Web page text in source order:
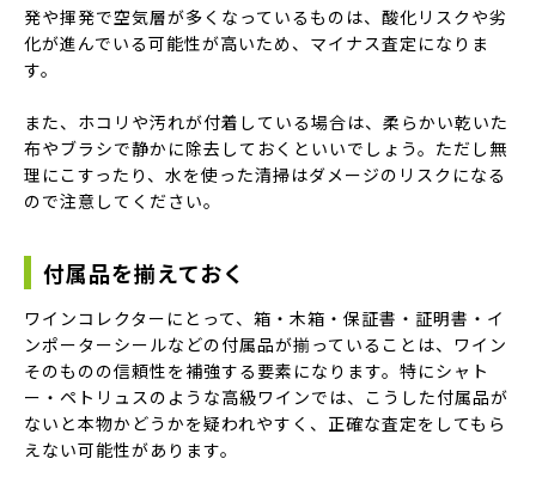
発や揮発で空気層が多くなっているものは、酸化リスクや劣
化が進んでいる可能性が高いため、マイナス査定になりま
す。
また、ホコリや汚れが付着している場合は、柔らかい乾いた
布やブラシで静かに除去しておくといいでしょう。ただし無
理にこすったり、水を使った清掃はダメージのリスクになる
ので注意してください。
付属品を揃えておく
ワインコレクターにとって、箱・木箱・保証書・証明書・イ
ンポーターシールなどの付属品が揃っていることは、ワイン
そのものの信頼性を補強する要素になります。特にシャト
ー・ペトリュスのような高級ワインでは、こうした付属品が
ないと本物かどうかを疑われやすく、正確な査定をしてもら
えない可能性があります。